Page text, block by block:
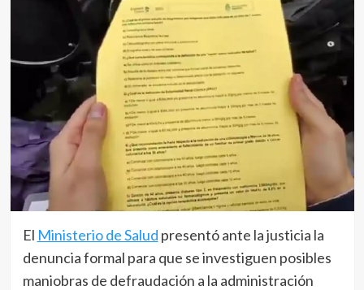
El Ministerio de Salud presentó ante la justicia la
denuncia formal para que se investiguen posibles
maniobras de defraudación a la administración